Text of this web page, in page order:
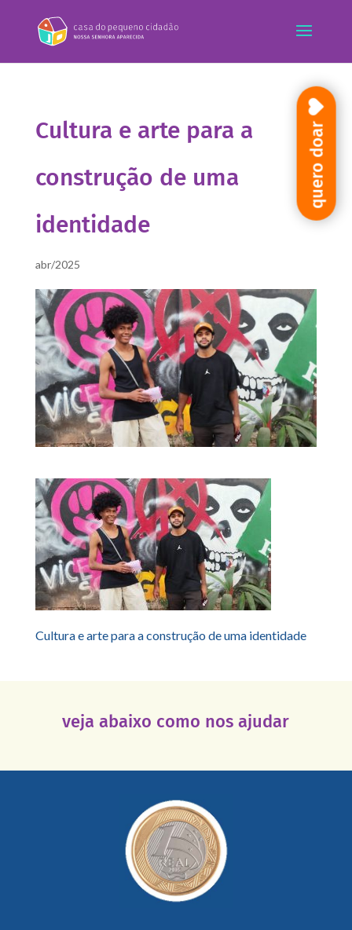
Cultura e arte para a
construção de uma
identidade
abr/2025
Cultura e arte para a construção de uma identidade
veja abaixo como nos ajudar
mail mostrando tudo o que fizemos com a sua ajuda
somada a de outras pessoas.
saiba mais
quero doar